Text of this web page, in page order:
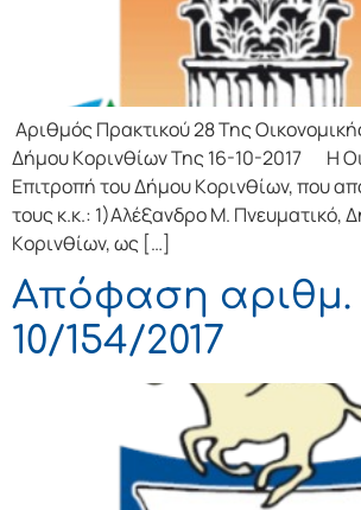
Αριθμός Πρακτικού 28 Της
Δήμoυ Κoριvθίωv Της 16-10-2017 Η
Επιτρoπή τoυ Δήμoυ Κoριvθίωv, πoυ
τoυς κ.κ.: 1)Αλέξανδρο Μ. Πνευματικό,
Κoριvθίωv, ως […]
Απόφαση αριθμ.
10/154/2017